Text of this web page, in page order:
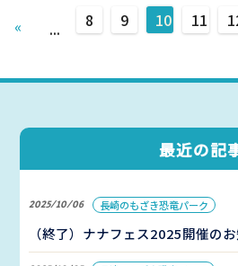
« ... 8 9 10 11
最近の記
2025/10/06 長崎のもざき恐竜パーク
（終了）ナナフェス2025開催の